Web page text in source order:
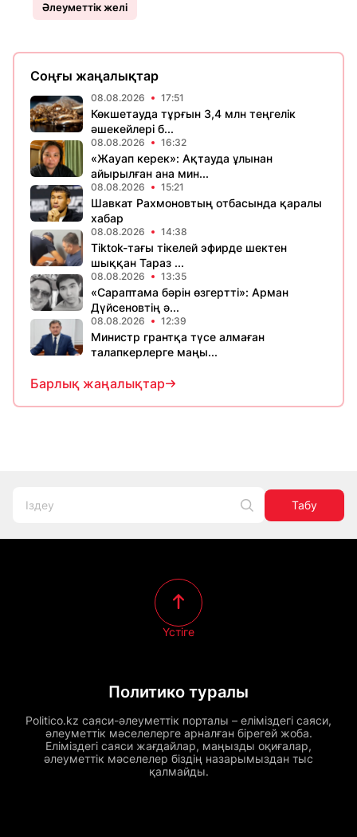
Әлеуметтік желі
Соңғы жаңалықтар
08.08.2026 17:51
Көкшетауда тұрғын 3,4 млн теңгелік
әшекейлері б...
08.08.2026 16:32
«Жауап керек»: Ақтауда ұлынан
айырылған ана мин...
08.08.2026 15:21
Шавкат Рахмоновтың отбасында қаралы
хабар
08.08.2026 14:38
Tiktok-тағы тікелей эфирде шектен
шыққан Тараз ...
08.08.2026 13:35
«Сараптама бәрін өзгертті»: Арман
Дүйсеновтің ә...
08.08.2026 12:39
Министр грантқа түсе алмаған
талапкерлерге маңы...
Барлық жаңалықтар
Табу
Политико туралы
Politico.kz саяси-әлеуметтік порталы – еліміздегі саяси,
әлеуметтік мәселелерге арналған бірегей жоба.
Еліміздегі саяси жағдайлар, маңызды оқиғалар,
әлеуметтік мәселелер біздің назарымыздан тыс
қалмайды.
Үстіге